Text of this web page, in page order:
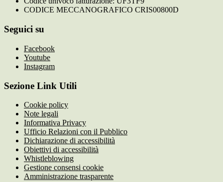
CODICE MECCANOGRAFICO CRIS00800D
Seguici su
Facebook
Youtube
Instagram
Sezione Link Utili
Cookie policy
Note legali
Informativa Privacy
Ufficio Relazioni con il Pubblico
Dichiarazione di accessibilità
Obiettivi di accessibilità
Whistleblowing
Gestione consensi cookie
Amministrazione trasparente